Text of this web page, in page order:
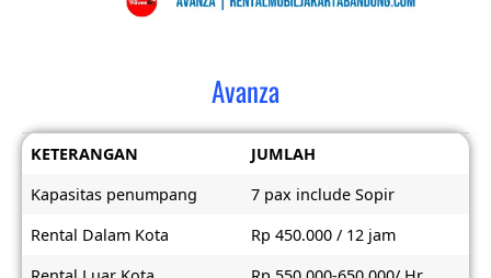
Avanza
KETERANGAN
JUMLAH
Kapasitas penumpang
7 pax include Sopir
Rental Dalam Kota
Rp 450.000 / 12 jam